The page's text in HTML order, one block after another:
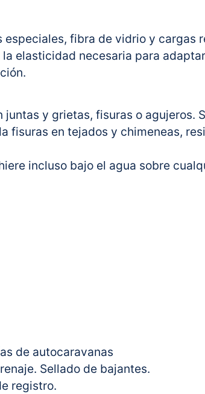
fibra de vidrio y cargas
elasticidad necesaria para
y grietas, fisuras o agujeros.
fisuras en tejados y chimeneas,
incluso bajo el agua sobre
de autocaravanas
Sellado de bajantes.
registro.